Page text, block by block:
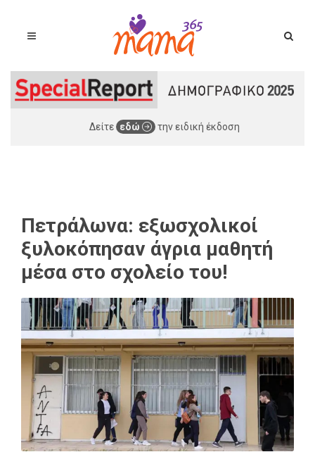
Δείτε εδώ την ειδική έκδοση
Πετράλωνα: εξωσχολικοί
ξυλοκόπησαν άγρια μαθητή
μέσα στο σχολείο του!